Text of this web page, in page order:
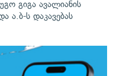
გიგა ავალიანის
ა.ბ-ს დაკავებას